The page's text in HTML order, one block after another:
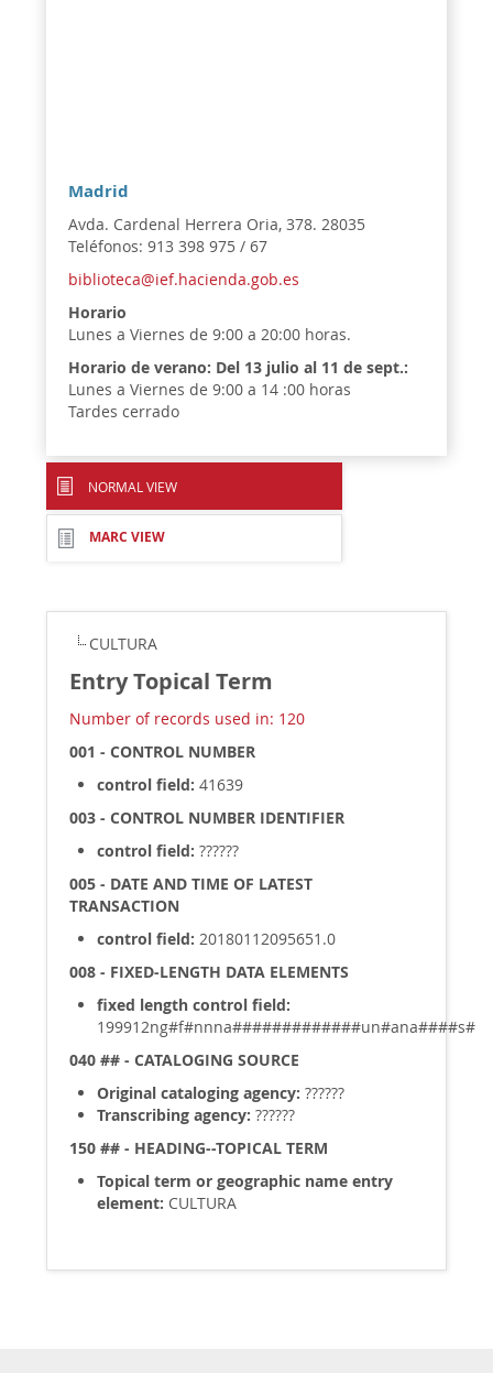
Madrid
Avda. Cardenal Herrera Oria, 378. 28035
Teléfonos: 913 398 975 / 67
biblioteca@ief.hacienda.gob.es
Horario
Lunes a Viernes de 9:00 a 20:00 horas.
Horario de verano: Del 13 julio al 11 de sept.:
Lunes a Viernes de 9:00 a 14 :00 horas
Tardes cerrado
NORMAL VIEW
MARC VIEW
CULTURA
Entry Topical Term
Number of records used in: 120
001 - CONTROL NUMBER
control field: 41639
003 - CONTROL NUMBER IDENTIFIER
control field: ??????
005 - DATE AND TIME OF LATEST
TRANSACTION
control field: 20180112095651.0
008 - FIXED-LENGTH DATA ELEMENTS
fixed length control field:
199912ng#f#nnna#############un#ana####s#
040 ## - CATALOGING SOURCE
Original cataloging agency: ??????
Transcribing agency: ??????
150 ## - HEADING--TOPICAL TERM
Topical term or geographic name entry
element: CULTURA